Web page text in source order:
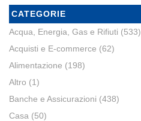
CATEGORIE
Acqua, Energia, Gas e Rifiuti (533)
Acquisti e E-commerce (62)
Alimentazione (198)
Altro (1)
Banche e Assicurazioni (438)
Casa (50)